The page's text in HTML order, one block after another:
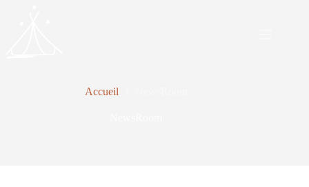
Accueil